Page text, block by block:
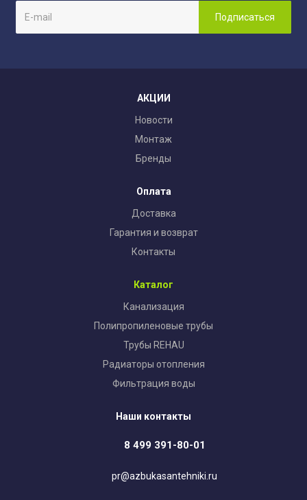
АКЦИИ
Новости
Монтаж
Бренды
Оплата
Доставка
Гарантия и возврат
Контакты
Каталог
Канализация
Полипропиленовые трубы
Трубы REHAU
Радиаторы отопления
Фильтрация воды
Наши контакты
8 499 391-80-01
pr@azbukasantehniki.ru